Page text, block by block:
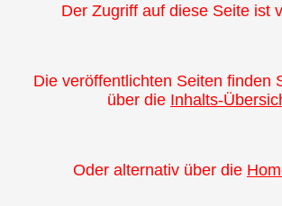
Der Zugriff auf diese Seite ist
Die veröffentlichten Seiten finden
über die Inhalts-
Oder alternativ über die